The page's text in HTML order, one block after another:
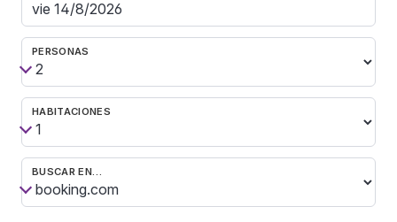
PERSONAS
HABITACIONES
BUSCAR EN…